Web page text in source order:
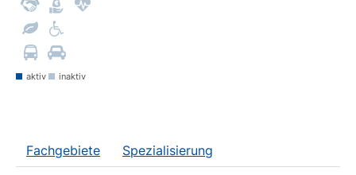
aktiv inaktiv
Fachgebiete Spezialisierung